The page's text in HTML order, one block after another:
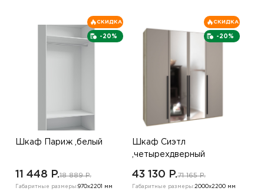
-20%
СКИДКА
Шкаф Париж ,белый
11 448 P.18 889 P.
Габаритные размеры:970х2201 мм
-20%
СКИДКА
Шкаф Сиэтл
,четырехдверный
43 130 P.71 165 P.
Габаритные размеры:2000х2200 мм